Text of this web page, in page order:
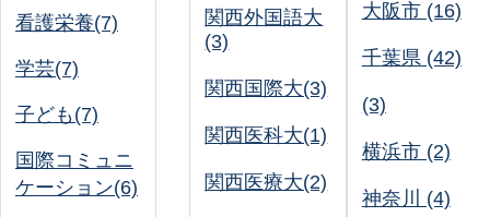
看護栄養(7)
学芸(7)
子ども(7)
国際コミュニ
ケーション(6)
関西外国語大
(3)
関西国際大(3)
関西医科大(1)
関西医療大(2)
大阪市 (16)
千葉県 (42)
(3)
横浜市 (2)
神奈川 (4)